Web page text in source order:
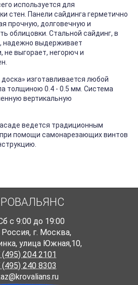
используется для
стен. Панели сайдинга герметично
прочную, долговечную и
облицовки. Стальной сайдинг, в
надежно выдерживает
не выгорает, негорюч и
изготавливается любой
толщиною 0.4 - 0.5 мм. Система
вертикальную
ведется традиционным
помощи самонарезающих винтов
с 9:00 до 19:00
Россия, г. Москва,
улица Южная,10,
(495) 204 2101
(495) 240 8303